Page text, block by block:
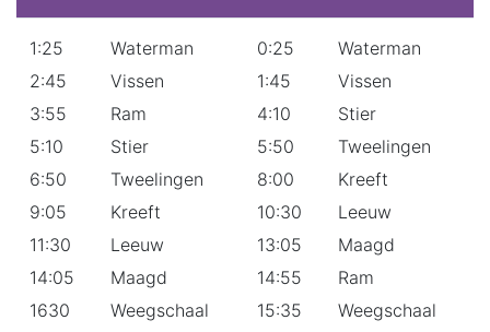
1:25
2:45
3:55
5:10
6:50
9:05
11:30
14:05
1630
Waterman
Vissen
Ram
Stier
Tweelingen
Kreeft
Leeuw
Maagd
Weegschaal
0:25
1:45
4:10
5:50
8:00
10:30
13:05
14:55
15:35
Waterman
Vissen
Stier
Tweelingen
Kreeft
Leeuw
Maagd
Ram
Weegschaal